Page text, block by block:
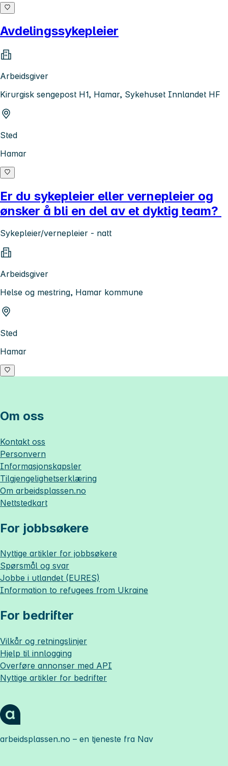
Avdelingssykepleier
Arbeidsgiver
Kirurgisk sengepost H1, Hamar, Sykehuset Innlandet HF
Sted
Hamar
Er du sykepleier eller vernepleier og
ønsker å bli en del av et dyktig team?
Sykepleier/vernepleier - natt
Arbeidsgiver
Helse og mestring, Hamar kommune
Sted
Hamar
Om oss
Kontakt oss
Personvern
Informasjonskapsler
Tilgjengelighetserklæring
Om arbeidsplassen.no
Nettstedkart
For jobbsøkere
Nyttige artikler for jobbsøkere
Spørsmål og svar
Jobbe i utlandet (EURES)
Information to refugees from Ukraine
For bedrifter
Vilkår og retningslinjer
Hjelp til innlogging
Overføre annonser med API
Nyttige artikler for bedrifter
arbeidsplassen.no – en tjeneste fra Nav